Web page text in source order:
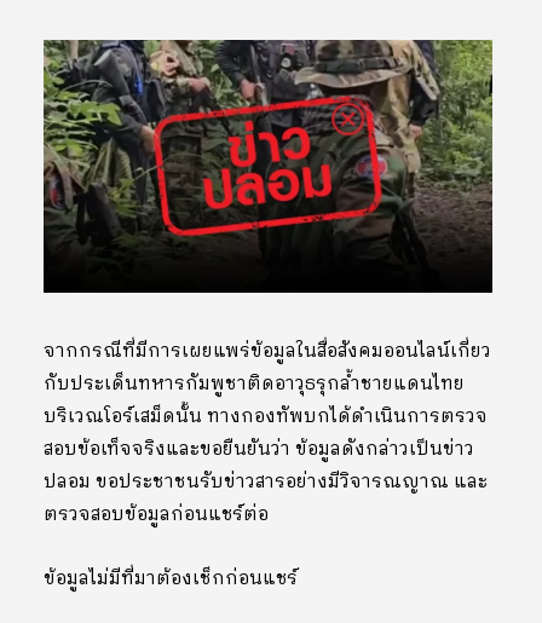
จากกรณีที่มีการเผยแพร่ข้อมูลในสื่อสังคมออนไลน์เกี่ยว
กับประเด็นทหารกัมพูชาติดอาวุธรุกล้ำชายแดนไทย
บริเวณโอร์เสม็ดนั้น ทางกองทัพบกได้ดำเนินการตรวจ
สอบข้อเท็จจริงและขอยืนยันว่า ข้อมูลดังกล่าวเป็นข่าว
ปลอม ขอประชาชนรับข่าวสารอย่างมีวิจารณญาณ และ
ตรวจสอบข้อมูลก่อนแชร์ต่อ
ข้อมูลไม่มีที่มาต้องเช็กก่อนแชร์